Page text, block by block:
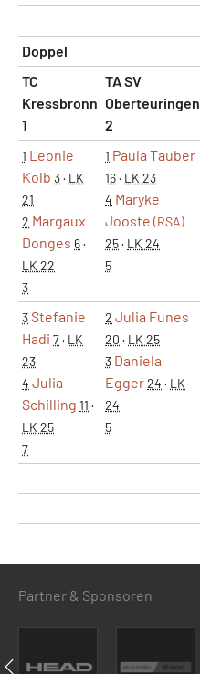
Doppel
TC
Kressbronn
1
TA SV
Oberteuringen
2
1 Leonie
Kolb 3· LK
21
2 Margaux
Donges 6·
LK 22
3
1 Paula Tauber
16· LK 23
4 Maryke
Jooste (RSA)
25· LK 24
5
3Stefanie
Hadi 7· LK
23
4 Julia
Schilling 11 ·
LK 25
7
2 Julia Funes
20 · LK 25
3 Daniela
Egger24 · LK
24
5
Partner & Sponsoren